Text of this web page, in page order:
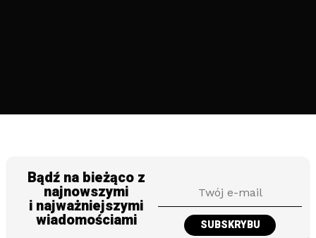
Bądź na bieżąco z
najnowszymi
i najważniejszymi
wiadomościami
SUBSKRYBU